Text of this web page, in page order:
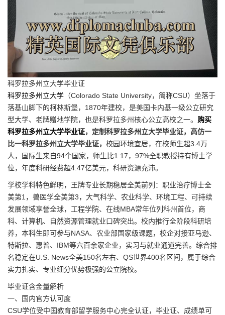
科罗拉多州立大学毕业证
科罗拉多州立大学 （Colorado State University，简称CSU）坐落于
落基山脚下的柯林斯堡，1870年建校，是美国卡内基一级公立研究
型大学、老牌赠地学院，也是科罗拉多州核心公立高校之一。 购买
科罗拉多州立大学毕业证，定制科罗拉多州立大学毕业证，高仿一
比一科罗拉多州立大学毕业证， 校园环境宜居，在校师生超3.4万
人，国际生来自94个国家，师生比1:17，97%全职教授持有博士学
位，年度科研经费超4.47亿美元，科研资源充沛。
学校学科特色鲜明，王牌专业长期稳居全美前列：职业治疗博士全
美第1，兽医学全美第3，大气科学、农业科学、环境工程、可持续
发展领域享誉全球，工程学院、在线MBA常年位列科州首位，商
科、计算机、自然资源管理就业口碑突出。校内推行全阶段科研培
养，本科生即可参与NASA、农业部国家级课题，校企对接亚马逊、
特斯拉、惠普、IBM等六百余家企业，实习与就业通道完善。综合排
名稳定在U.S. News全美150名左右、QS世界400名区间，属于综合
实力扎实、专业细分优势极强的公立院校。
毕业证含金量解析
一、国内官方认可度
CSU学位受中国教育部留学服务中心完全认证，毕业证、成绩单可